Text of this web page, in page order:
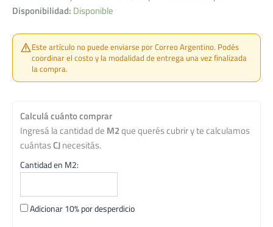
Disponibilidad: Disponible
Este artículo no puede enviarse por Correo Argentino. Podés
coordinar el costo y la modalidad de entrega una vez finalizada
la compra.
Calculá cuánto comprar
Ingresá la cantidad de M2que querés cubrir y te calculamos
cuántasCJnecesitás.
Cantidad en M2:
Adicionar 10% por desperdicio